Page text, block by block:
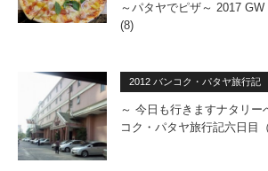
～パタヤでピザ～ 2017
(8)
2012 バンコク・パタヤ旅行記
～ 今日も行きますナタリー
コク・パタヤ旅行記六日目（